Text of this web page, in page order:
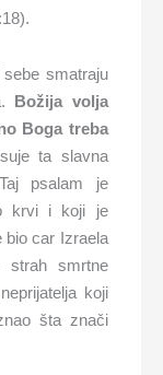
smatraju
Božija volja
Boga treba
ta slavna
psalam je
krvi i koji je
bio car Izraela
smrtne
koji
šta znači